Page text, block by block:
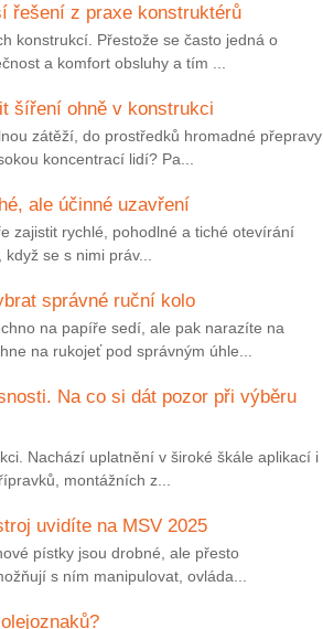
řešení z praxe konstruktérů
konstrukcí. Přestože se často jedná o
a komfort obsluhy a tím ...
šíření ohně v konstrukci
zátěží, do prostředků hromadné přepravy
koncentrací lidí? Pa...
ale účinné uzavření
zajistit rychlé, pohodlné a tiché otevírání
se s nimi práv...
správné ruční kolo
na papíře sedí, ale pak narazíte na
na rukojeť pod správným úhle...
Na co si dát pozor při výběru
Nachází uplatnění v široké škále aplikací i
montážních z...
uvidíte na MSV 2025
pístky jsou drobné, ale přesto
s ním manipulovat, ovláda...